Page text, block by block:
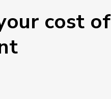
cost of